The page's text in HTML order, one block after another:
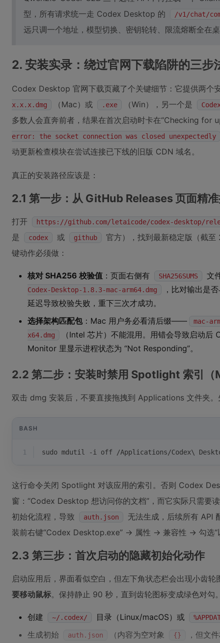
型，所有请求统一走 Codex Desktop 的
/v1/chat/
远只调一个地址，模型切换、密钥轮转、限流熔断全在
2. 安装实录：绕过官网下载陷阱的三
Codex Desktop 官网下载页藏了个关键细节：它提供两个
x.x.x.dmg （Mac）或 .exe （Win），另一个是
多数人会直奔前者，结果在首次启动时卡在“Checking for
error: the socket connection was closed unexpectedly
动更新检查模块在尝试连接已下线的旧版 CDN 域名。
真正的安装路径应该是：
2.1 第一步：从 GitHub Releases 页面精
打开 https://github.com/letaicode/codex-desktop/
是 codex 或 github
官方），找到最新稳定版（截
键动作必须做：
核对 SHA256 校验值 ：页面右侧有 SHA256SUMS 文
Codex-Desktop-1.8.3-mac-arm64.dmg
，比对输出是
延迟导致校验失败，重下三次才成功。
选择架构匹配包：Mac 用户务必看清后缀——
mac-
x64.dmg
（Intel 芯片）不能混用。用错会导致启动
Monitor 里显示进程状态为 “Not Responding”。
2.2 第二步：安装时禁用 Spotlight 索引（
双击 dmg 安装后，不要直接拖拽到 Applications 文件夹。
BASH
1 sudo mdutil -i off /Applications/Codex\
这行命令关闭 Spotlight 对该应用的索引。否则 Codex
窗：“Codex Desktop 想访问你的文档”，而它实际只需要
初始化流程，导致
auth.json
无法生成，后续所有 API
装前右键“Codex Desktop.exe” → 属性 → 兼容性 → 勾选“
2.3 第三步：首次启动的隐藏初始化动作
启动应用后，界面看似空白，但左下角状态栏会出现小齿轮
要移动鼠标。保持静止 90 秒，直到齿轮图标变成绿色对勾
创建 ~/.codex/ 目录（Linux/macOS）或
生成初始 auth.json （内容为空对象 {}
，但文